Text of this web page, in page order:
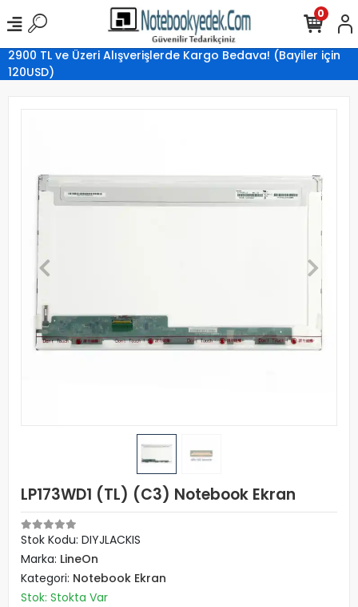
2900 TL ve Üzeri Alışverişlerde Kargo Bedava! (Bayiler için
120USD)
0
LP173WD1 (TL) (C3) Notebook Ekran
Stok Kodu: DIYJLACKIS
Marka: LineOn
Kategori: Notebook Ekran
Stok: Stokta Var